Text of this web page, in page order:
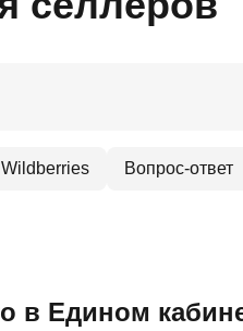
Wildberries Вопрос-ответ
в Едином